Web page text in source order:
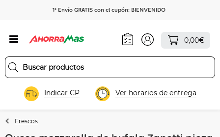
1º Envío GRATIS con el cupón: BIENVENIDO
0,00€
Indicar CP Ver horarios de entrega
Frescos